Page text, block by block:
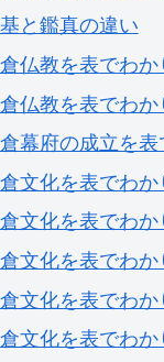
と鑑真の違い
仏教を表でわか
仏教を表でわか
幕府の成立を表
文化を表でわ
文化を表でわ
文化を表でわ
文化を表でわ
文化を表でわ